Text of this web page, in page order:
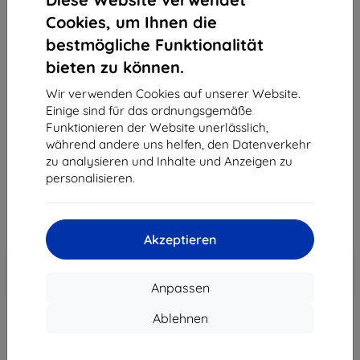
Cookies, um Ihnen die
bestmögliche Funktionalität
bieten zu können.
Wir verwenden Cookies auf unserer Website.
Einige sind für das ordnungsgemäße
Funktionieren der Website unerlässlich,
während andere uns helfen, den Datenverkehr
zu analysieren und Inhalte und Anzeigen zu
personalisieren.
Akzeptieren
Anpassen
Ablehnen
3MK Foil 1UP Samsung S906 S22+ Schutzfolie für
Gaming, 3 Stk.
Geeignet für: Samsung Galaxy S22+
Produktbeschreibung
28,91 €
10,71 €
ohne MWSt
Rabatt mit Gutschein
In den